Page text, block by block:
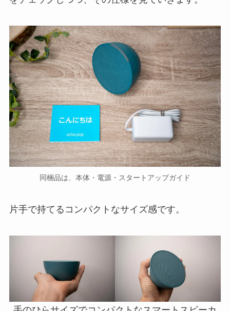
同梱品は、本体・電源・スタートアップガイド
片手で持てるコンパクトなサイズ感です。